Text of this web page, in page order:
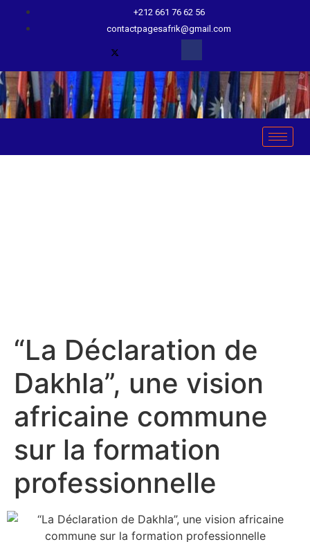
+212 661 76 62 56
contactpagesafrik@gmail.com
“La Déclaration de
Dakhla”, une vision
africaine commune
sur la formation
professionnelle